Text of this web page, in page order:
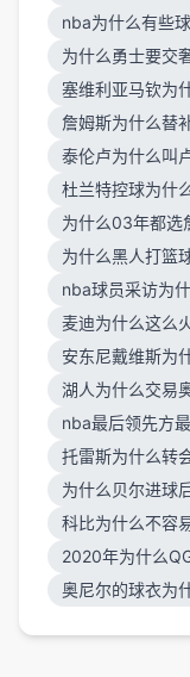
nba为什么有些
为什么勇士要交
塞维利亚马钦为
詹姆斯为什么替
泰伦卢为什么叫
杜兰特控球为什
为什么03年都选
为什么黑人打篮
nba球员采访为
麦迪为什么这么
安东尼戴维斯为
湖人为什么交易
nba最后领先方
托雷斯为什么转
为什么贝尔进球
科比为什么不容
2020年为什么
奥尼尔的球衣为